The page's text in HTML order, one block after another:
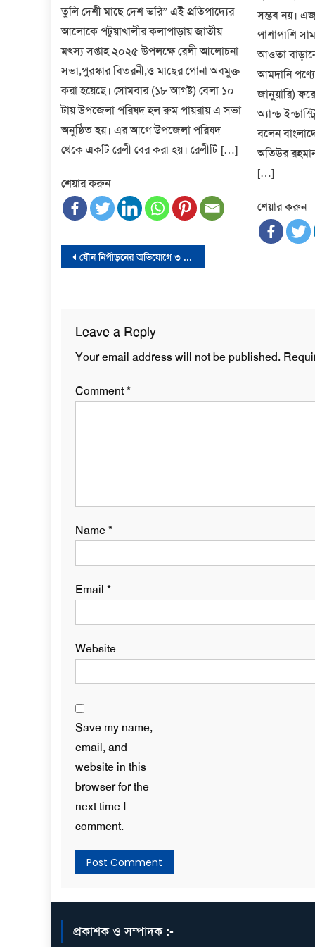
তুলি দেশী মাছে দেশ ভরি” এই প্রতিপাদ্যের
আলোকে পটুয়াখালীর কলাপাড়ায় জাতীয়
মৎস্য সপ্তাহ ২০২৫ উপলক্ষে রেলী আলোচনা
সভা,পুরস্কার বিতরনী,ও মাছের পোনা অবমুক্ত
করা হয়েছে। সোমবার (১৮ আগষ্ট) বেলা ১০
টায় উপজেলা পরিষদ হল রুম পায়রায় এ সভা
অনুষ্ঠিত হয়। এর আগে উপজেলা পরিষদ
থেকে একটি রেলী বের করা হয়। রেলীটি […]
শেয়ার করুন
সম্ভব নয়।
পাশাপাশি
আওতা
আমদানি
জানুয়ারি)
অ্যান্ড
বলেন
অতিউর
[…]
শেয়ার করুন
Post
যৌন নিপীড়নের অভিযোগে ৩ মাসের বাধ্যতামূলক ছুটিতে নাদির জুনাই
Leave a Reply
Your email address will not be published.
Comment*
Name*
Email *
Website
Save my name,
email, and
website in this
browser for the
next time I
comment.
প্রকাশক ও সম্পাদক :-